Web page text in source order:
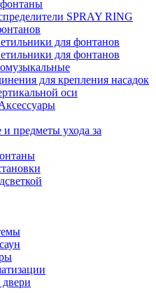
SPRAY RING
для фонтанов
для фонтанов
для крепления насадок
оси
предметы ухода за